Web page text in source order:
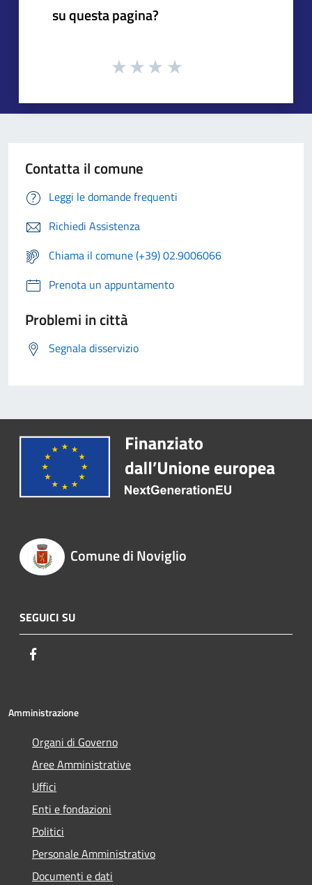
su questa pagina?
Contatta il comune
Leggi le domande frequenti
Richiedi Assistenza
Chiama il comune (+39) 02.9006066
Prenota un appuntamento
Problemi in città
Segnala disservizio
Comune di Noviglio
SEGUICI SU
Amministrazione
Organi di Governo
Aree Amministrative
Uffici
Enti e fondazioni
Politici
Personale Amministrativo
Documenti e dati